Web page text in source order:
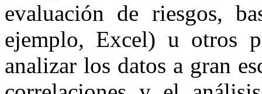
evaluación de riesgos,
ejemplo, Excel) u otros
analizar los datos a gran